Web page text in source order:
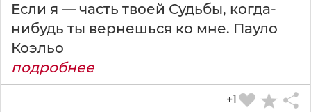
Если я — часть твоей Судьбы, когда-
нибудь ты вернешься ко мне. Пауло
Коэльо
подробнее
+1